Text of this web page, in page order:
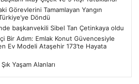
Görevlerini Tamamlayan Yangın
Döndü
başkanvekili Sibel Tan Çetinkaya oldu
Bir Adım: Emlak Konut Güvencesiyle
Ev Modeli Ataşehir 173’te Hayata
Yaşam Alanları